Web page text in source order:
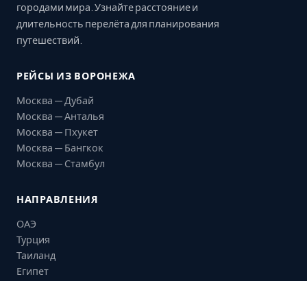
городами мира. Узнайте расстояние и
длительность перелёта для планирования
путешествий.
РЕЙСЫ ИЗ ВОРОНЕЖА
Москва — Дубай
Москва — Анталья
Москва — Пхукет
Москва — Бангкок
Москва — Стамбул
НАПРАВЛЕНИЯ
ОАЭ
Турция
Таиланд
Египет